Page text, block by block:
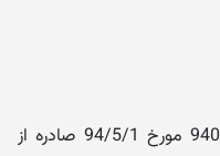
آقای م. ع. از دادنامه شماره 816/ 940 مورخ 94/5/1 صادره از